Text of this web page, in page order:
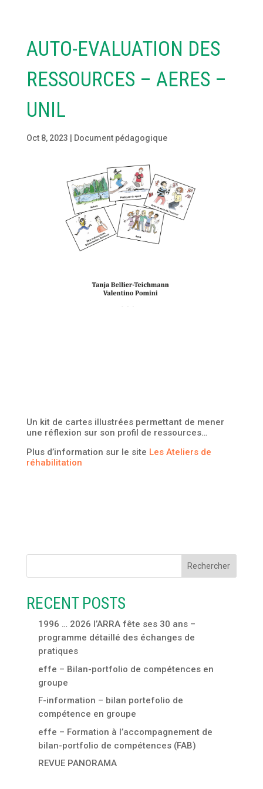
AUTO-EVALUATION DES
RESSOURCES – AERES –
UNIL
Oct 8, 2023 Document pédagogique
Un kit de cartes illustrées permettant de mener
une réflexion sur son profil de ressources…
Plus d’information sur le site Les Ateliers de
réhabilitation
Rechercher
RECENT POSTS
1996 … 2026 l’ARRA fête ses 30 ans –
programme détaillé des échanges de
pratiques
effe – Bilan-portfolio de compétences en
groupe
F-information – bilan portefolio de
compétence en groupe
effe – Formation à l’accompagnement de
bilan-portfolio de compétences (FAB)
REVUE PANORAMA